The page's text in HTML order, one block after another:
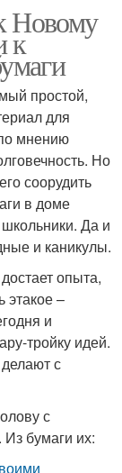
Новому
к
простой,
для
мнению
Но
соорудить
в доме
Да и
и каникулы.
опыта,
этакое –
и
тройку идей.
с
с
бумаги их: